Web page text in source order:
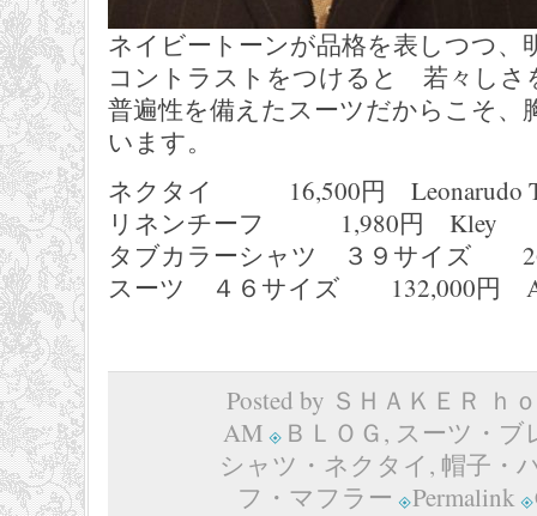
ネイビートーンが品格を表しつつ、
コントラストをつけると 若々しさ
普遍性を備えたスーツだからこそ、
います。
ネクタイ 16,500円 Leonarudo
リネンチーフ 1,980円 Kley
タブカラーシャツ ３９サイズ
スーツ ４６サイズ 132,000円
Posted by ＳＨＡＫＥＲ ｈ
AM
ＢＬＯＧ, スーツ・ブ
シャツ・ネクタイ , 帽子・
フ・マフラー
Permalink